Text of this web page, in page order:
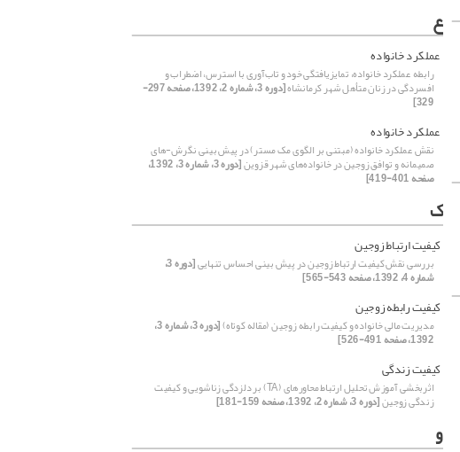
ع
عملکرد خانواده
رابطه عملکرد خانواده، تمایزیافتگی خود و تاب‌آوری با استرس، اضطراب و
افسردگی در زنان متأهل شهر کرمانشاه [دوره 3، شماره 2، 1392، صفحه 297-
329]
عملکرد خانواده
نقش عملکرد خانواده (مبتنی بر الگوی مک مستر) در پیش بینی نگرش-های
صمیمانه و توافق زوجین در خانواده‌های شهر قزوین [دوره 3، شماره 3، 1392،
صفحه 401-419]
ک
کیفیت ارتباط زوجین
بررسی نقش کیفیت ارتباط زوجین در پیش بینی احساس تنهایی [دوره 3،
شماره 4، 1392، صفحه 543-565]
کیفیت رابطه زوجین
مدیریت مالی خانواده و کیفیت رابطه زوجین (مقاله کوتاه) [دوره 3، شماره 3،
1392، صفحه 491-526]
کیفیت زندگی
اثربخشی آموزش تحلیل ارتباط محاوره‏ای (TA) بر دلزدگی زناشویی و کیفیت
زندگی زوجین[دوره 3، شماره 2، 1392، صفحه 159-181]
و